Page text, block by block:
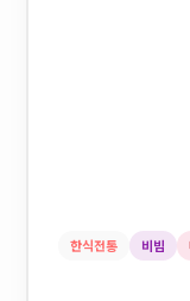
한식전통 비빔